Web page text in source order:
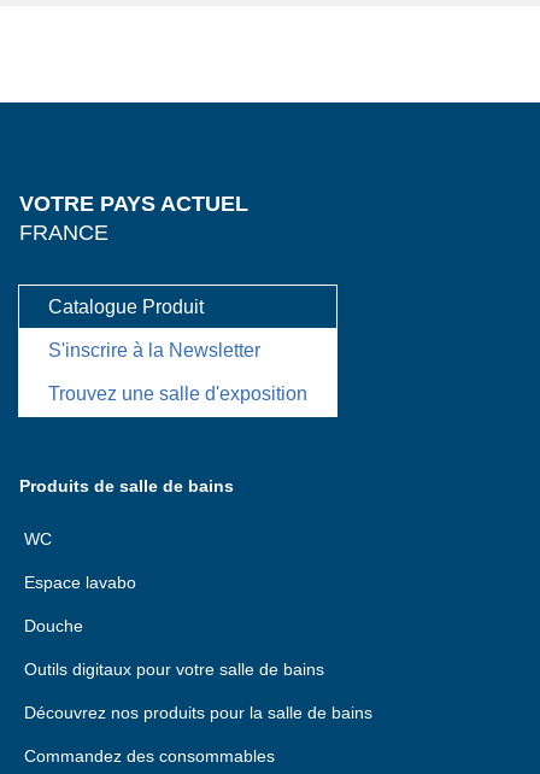
VOTRE PAYS ACTUEL
FRANCE
Catalogue Produit
S'inscrire à la Newsletter
Trouvez une salle d'exposition
Produits de salle de bains
WC
Espace lavabo
Douche
Outils digitaux pour votre salle de bains
Découvrez nos produits pour la salle de bains
Commandez des consommables